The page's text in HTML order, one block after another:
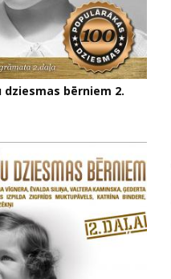
bērniem 2.